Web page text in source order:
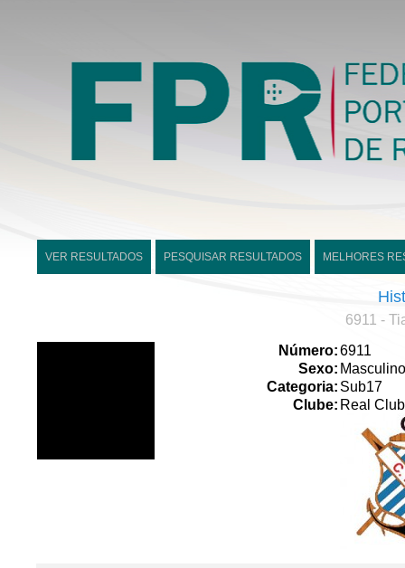
VER RESULTADOS PESQUISAR RESULTADOS MELHORES
6911 -
Número:6911
Sexo: Masculino
Categoria: Sub17
Clube: Real